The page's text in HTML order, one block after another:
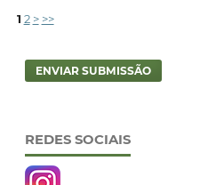
1 2 > >>
ENVIAR SUBMISSÃO
REDES SOCIAIS